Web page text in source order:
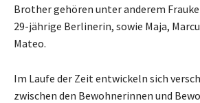
Brother gehören unter anderem
29-jährige Berlinerin, sowie Maja,
Mateo.
Im Laufe der Zeit entwickeln sich
zwischen den Bewohnerinnen und